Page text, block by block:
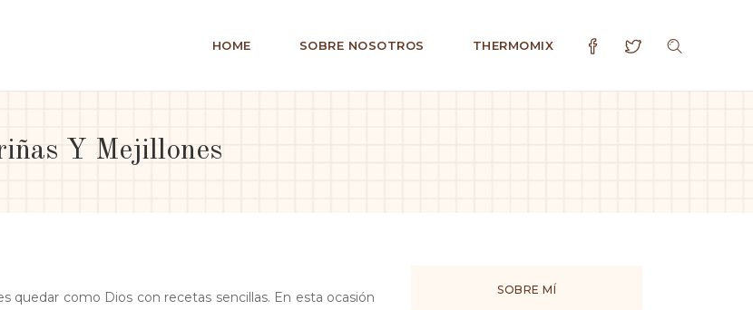
HOME SOBRE NOSOTROS THERMOMIX
Y Mejillones
quedar como Dios con recetas sencillas. En esta ocasión
SOBRE MÍ